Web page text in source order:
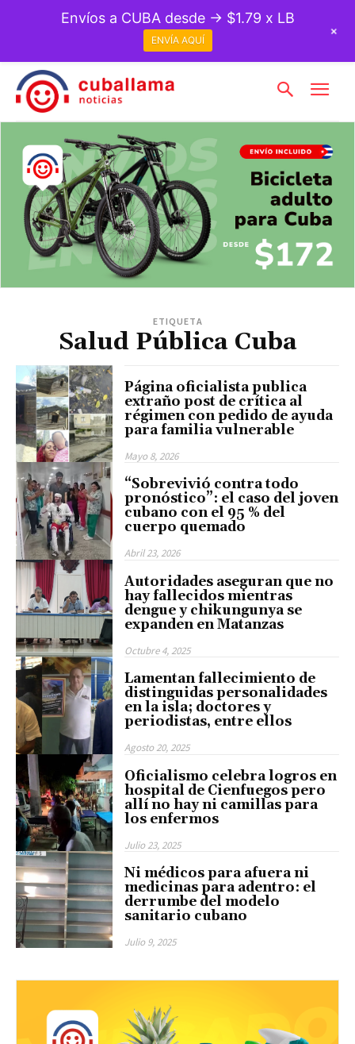
ETIQUETA
Salud Pública Cuba
Página oficialista publica
extraño post de crítica al
régimen con pedido de ayuda
para familia vulnerable
Mayo 8, 2026
“Sobrevivió contra todo
pronóstico”: el caso del joven
cubano con el 95 % del
cuerpo quemado
Abril 23, 2026
Autoridades aseguran que no
hay fallecidos mientras
dengue y chikungunya se
expanden en Matanzas
Octubre 4, 2025
Lamentan fallecimiento de
distinguidas personalidades
en la isla; doctores y
periodistas, entre ellos
Agosto 20, 2025
Oficialismo celebra logros en
hospital de Cienfuegos pero
allí no hay ni camillas para
los enfermos
Julio 23, 2025
Ni médicos para afuera ni
medicinas para adentro: el
derrumbe del modelo
sanitario cubano
Julio 9, 2025
Envíos a CUBA desde → $1.79 x LB
ENVÍA AQUÍ
+